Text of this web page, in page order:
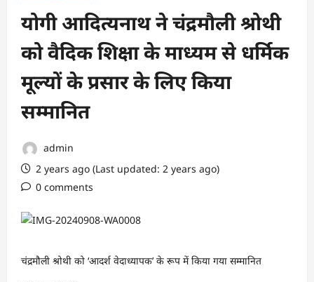
योगी आदित्यनाथ ने चंद्रमौली श्रोथी
को वैदिक शिक्षा के माध्यम से धर्मिक
मूल्यों के प्रसार के लिए किया
सम्मानित
admin
2 years ago (Last updated: 2 years ago)
0 comments
चंद्रमौली श्रोथी को ‘आदर्श वेदाध्यापक’ के रूप में किया गया सम्मानित